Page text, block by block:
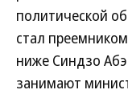
политической
стал
ниже Синдзо
занимают